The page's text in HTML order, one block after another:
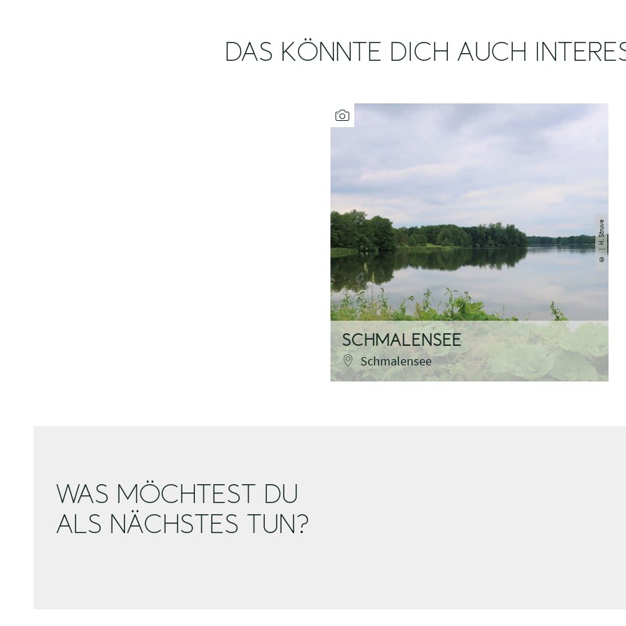
DAS KÖNNTE DICH AUCH
SCHMALENSEE
Schmalensee
©
| H. Struve
WAS MÖCHTEST DU
ALS NÄCHSTES TUN?